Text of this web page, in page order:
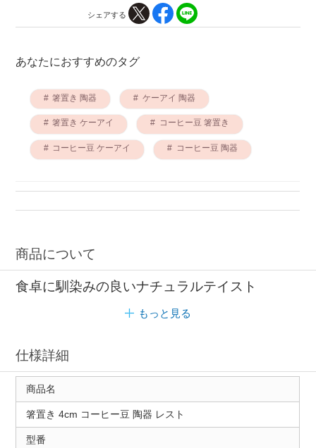
シェアする
あなたにおすすめのタグ
箸置き 陶器 ケーアイ 陶器
箸置き ケーアイ コーヒー豆 箸置き
コーヒー豆 ケーアイ コーヒー豆 陶器
商品について
食卓に馴染みの良いナチュラルテイスト
もっと見る
仕様詳細
商品名
箸置き 4cm コーヒー豆 陶器 レスト
型番